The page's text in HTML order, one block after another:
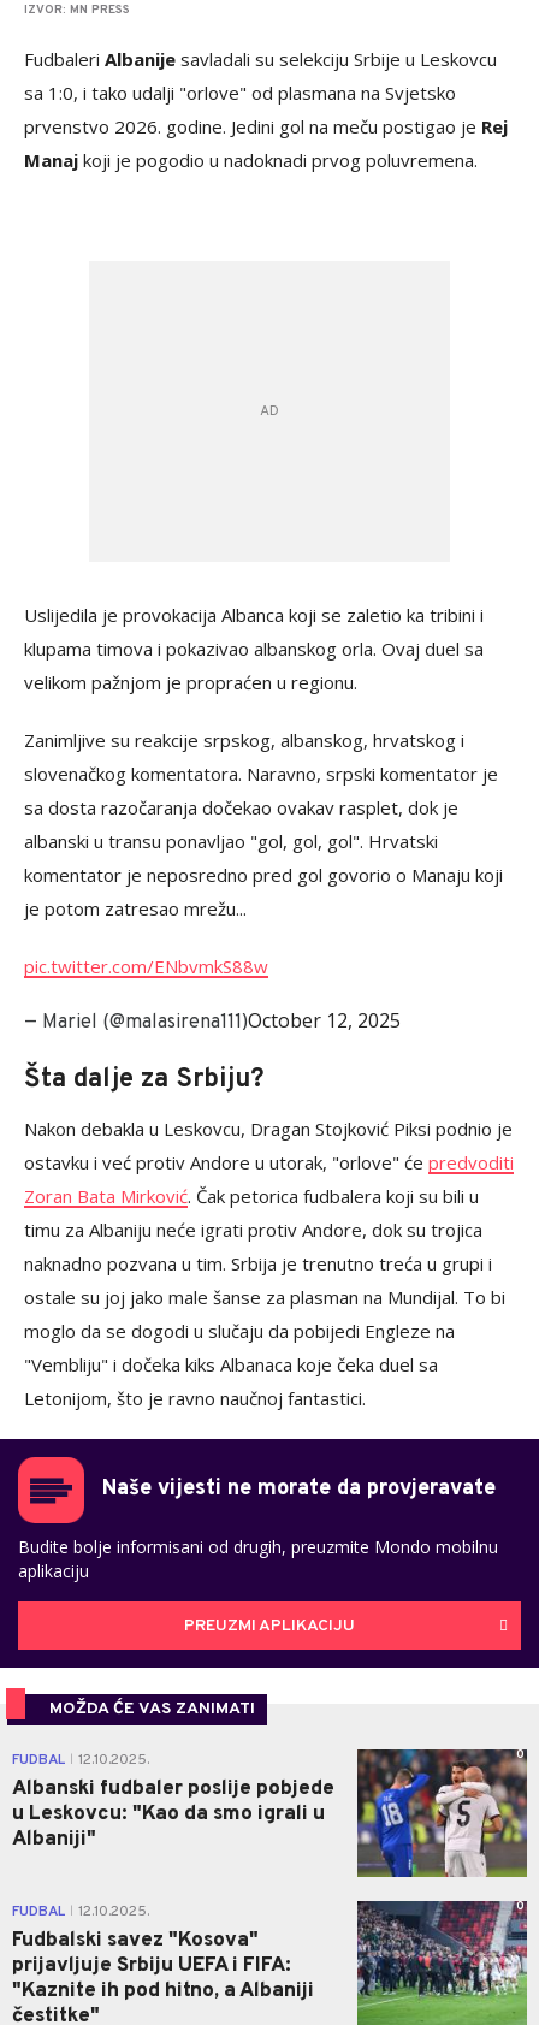
IZVOR: MN PRESS
Fudbaleri Albanije savladali su selekciju Srbije u Leskovcu
sa 1:0, i tako udalji "orlove" od plasmana na Svjetsko
prvenstvo 2026. godine. Jedini gol na meču postigao je Rej
Manaj koji je pogodio u nadoknadi prvog poluvremena.
Uslijedila je provokacija Albanca koji se zaletio ka tribini i
klupama timova i pokazivao albanskog orla. Ovaj duel sa
velikom pažnjom je propraćen u regionu.
Zanimljive su reakcije srpskog, albanskog, hrvatskog i
slovenačkog komentatora. Naravno, srpski komentator je
sa dosta razočaranja dočekao ovakav rasplet, dok je
albanski u transu ponavljao "gol, gol, gol". Hrvatski
komentator je neposredno pred gol govorio o Manaju koji
je potom zatresao mrežu...
pic.twitter.com/ENbvmkS88w
— Mariel (@malasirena111)October 12, 2025
Šta dalje za Srbiju?
Nakon debakla u Leskovcu, Dragan Stojković Piksi podnio je
ostavku i već protiv Andore u utorak, "orlove" će predvoditi
Zoran Bata Mirković. Čak petorica fudbalera koji su bili u
timu za Albaniju neće igrati protiv Andore, dok su trojica
naknadno pozvana u tim. Srbija je trenutno treća u grupi i
ostale su joj jako male šanse za plasman na Mundijal. To bi
moglo da se dogodi u slučaju da pobijedi Engleze na
"Vembliju" i dočeka kiks Albanaca koje čeka duel sa
Letonijom, što je ravno naučnoj fantastici.
Naše vijesti ne morate da provjeravate
Budite bolje informisani od drugih, preuzmite Mondo mobilnu
aplikaciju
PREUZMI APLIKACIJU
MOŽDA ĆE VAS ZANIMATI
FUDBAL 12.10.2025.
Albanski fudbaler poslije pobjede
u Leskovcu: "Kao da smo igrali u
Albaniji"
0
FUDBAL 12.10.2025.
Fudbalski savez "Kosova"
prijavljuje Srbiju UEFA i FIFA:
"Kaznite ih pod hitno, a Albaniji
čestitke"
0